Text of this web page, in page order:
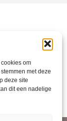
om
met deze
deze site
dit een nadelige